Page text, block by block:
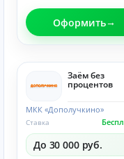
Оформить
Заём без
процентов
МКК «Дополучкино»
Ставка
До 30 000 руб.